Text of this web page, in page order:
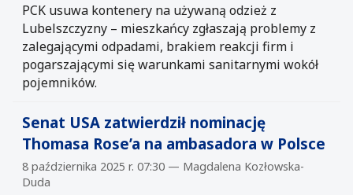
PCK usuwa kontenery na używaną odzież z
Lubelszczyzny – mieszkańcy zgłaszają problemy z
zalegającymi odpadami, brakiem reakcji firm i
pogarszającymi się warunkami sanitarnymi wokół
pojemników.
Senat USA zatwierdził nominację
Thomasa Rose’a na ambasadora w Polsce
8 października 2025 r. 07:30 — Magdalena Kozłowska-
Duda